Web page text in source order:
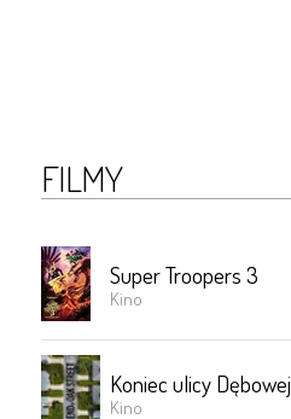
FILMY
Super Troopers 3
Kino
Koniec ulicy Dębowej
Kino